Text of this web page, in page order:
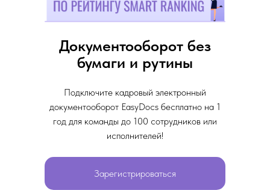
Документооборот без
бумаги и рутины
Подключите кадровый электронный
документооборот EasyDocs бесплатно на 1
год для команды до 100 сотрудников или
исполнителей!
Зарегистрироваться